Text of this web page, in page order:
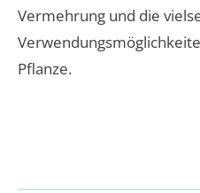
Vermehrung und die
Pflanze.